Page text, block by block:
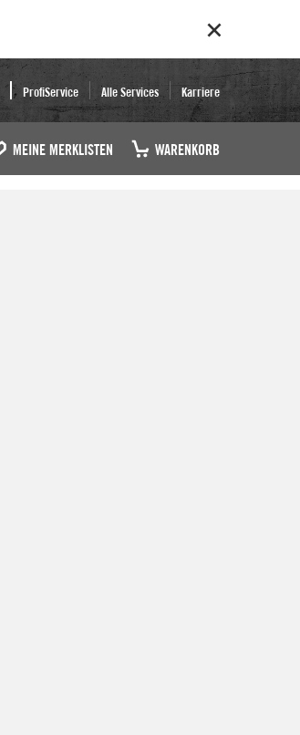
ProfiService Alle Services Karriere
MEINE MERKLISTEN WARENKORB